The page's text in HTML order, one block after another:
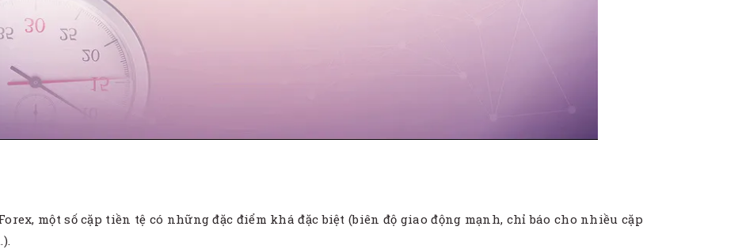
một số cặp tiền tệ có những đặc điểm khá đặc biệt (biên độ giao động mạnh, chỉ báo cho nhiều cặp